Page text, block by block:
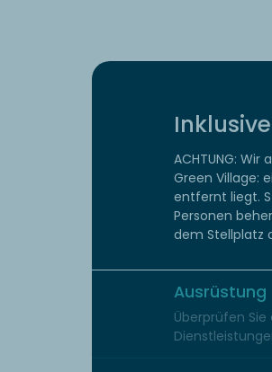
ACHTUNG:
Green Village:
entfernt liegt.
Personen
dem Stellplatz
Ausrüstung
Überprüfen